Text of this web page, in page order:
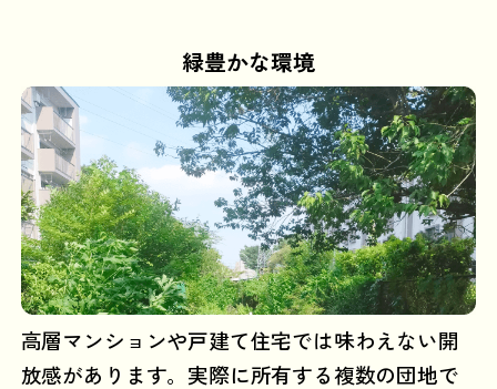
緑豊かな環境
高層マンションや戸建て住宅では味わえない開
放感があります。実際に所有する複数の団地で